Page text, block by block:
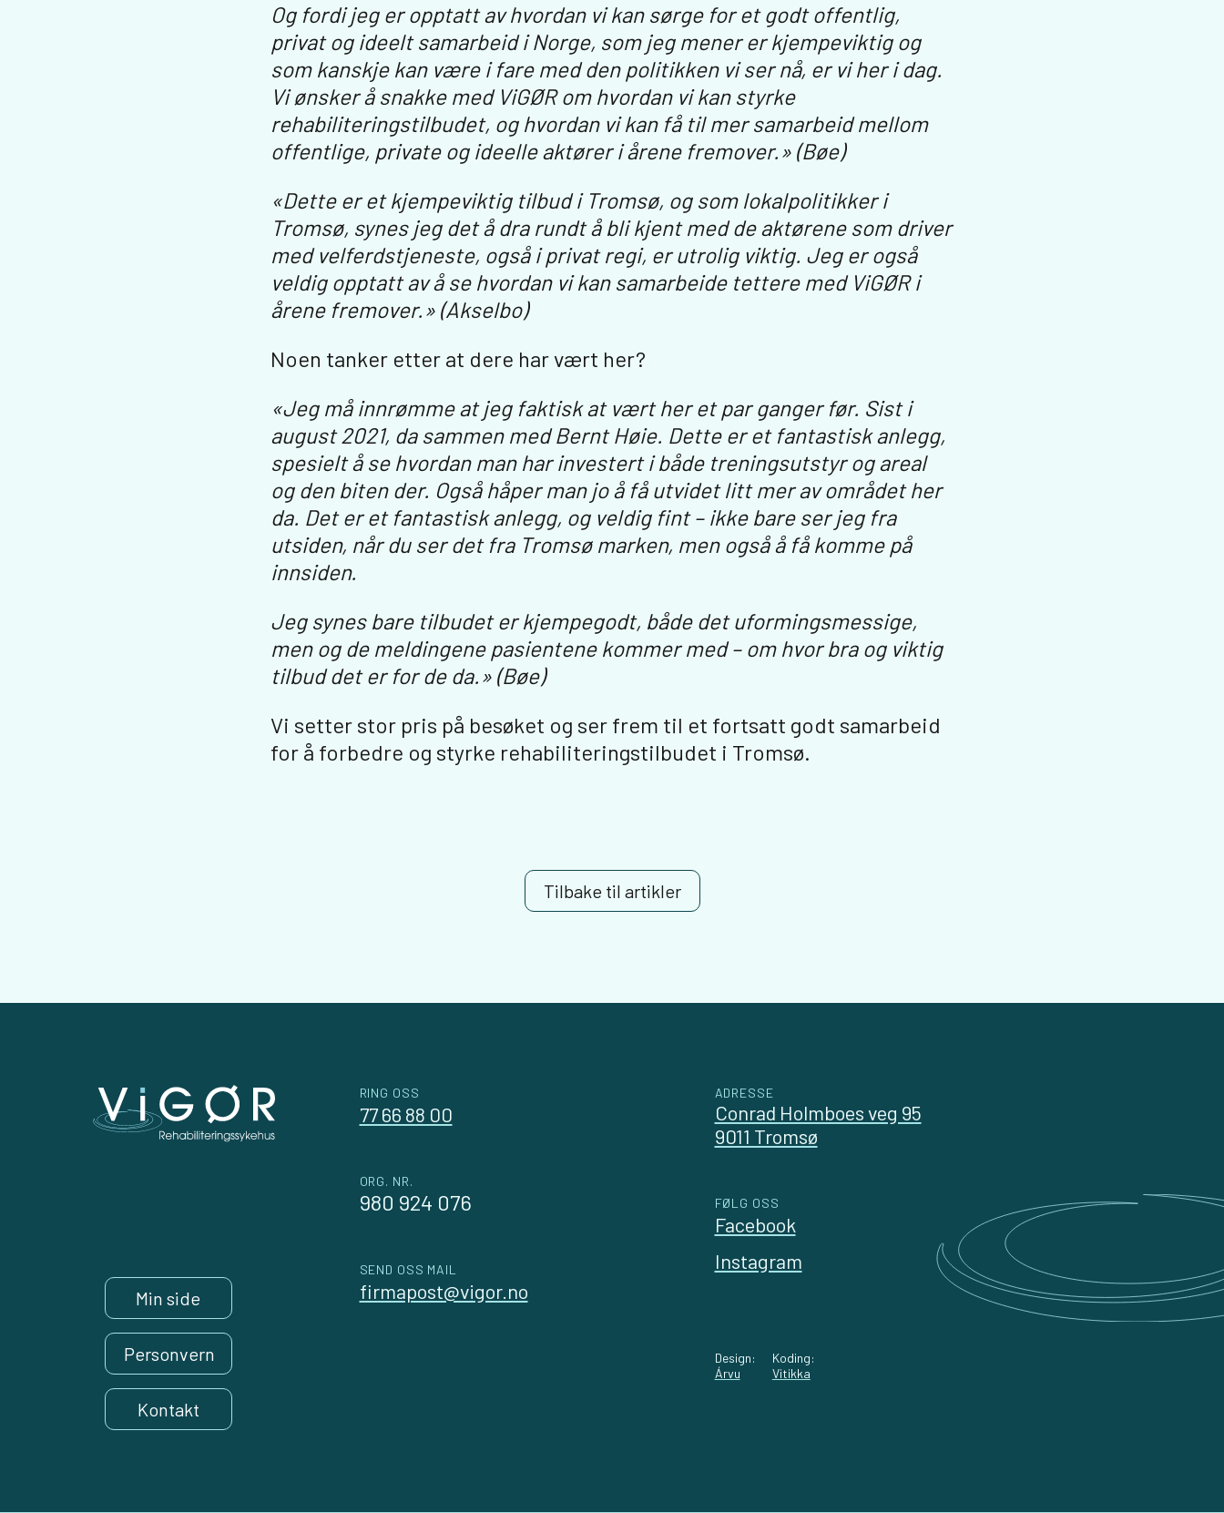
Og fordi jeg er opptatt av hvordan vi kan sørge for et godt offentlig,
privat og ideelt samarbeid i Norge, som jeg mener er kjempeviktig og
som kanskje kan være i fare med den politikken vi ser nå, er vi her i dag.
Vi ønsker å snakke med ViGØR om hvordan vi kan styrke
rehabiliteringstilbudet, og hvordan vi kan få til mer samarbeid mellom
offentlige, private og ideelle aktører i årene fremover.» (Bøe)
«Dette er et kjempeviktig tilbud i Tromsø, og som lokalpolitikker i
Tromsø, synes jeg det å dra rundt å bli kjent med de aktørene som driver
med velferdstjeneste, også i privat regi, er utrolig viktig. Jeg er også
veldig opptatt av å se hvordan vi kan samarbeide tettere med ViGØR i
årene fremover.» (Akselbo)
Noen tanker etter at dere har vært her?
«Jeg må innrømme at jeg faktisk at vært her et par ganger før. Sist i
august 2021, da sammen med Bernt Høie. Dette er et fantastisk anlegg,
spesielt å se hvordan man har investert i både treningsutstyr og areal
og den biten der. Også håper man jo å få utvidet litt mer av området her
da. Det er et fantastisk anlegg, og veldig fint – ikke bare ser jeg fra
utsiden, når du ser det fra Tromsø marken, men også å få komme på
innsiden.
Jeg synes bare tilbudet er kjempegodt, både det uformingsmessige,
men og de meldingene pasientene kommer med – om hvor bra og viktig
tilbud det er for de da.» (Bøe)
Vi setter stor pris på besøket og ser frem til et fortsatt godt samarbeid
for å forbedre og styrke rehabiliteringstilbudet i Tromsø.
Tilbake til artikler
RING OSS
77 66 88 00
ORG. NR.
980 924 076
SEND OSS MAIL
firmapost@vigor.no
ADRESSE
Conrad Holmboes veg 95
9011 Tromsø
FØLG OSS
Facebook
Instagram
Min side
Personvern
Kontakt
Design:
Árvu
Koding:
Vitikka